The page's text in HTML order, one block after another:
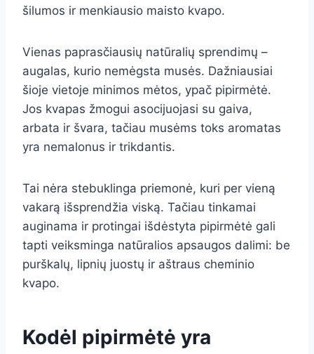
šilumos ir menkiausio maisto kvapo.
Vienas paprasčiausių natūralių sprendimų –
augalas, kurio nemėgsta musės. Dažniausiai
šioje vietoje minimos mėtos, ypač pipirmėtė.
Jos kvapas žmogui asocijuojasi su gaiva,
arbata ir švara, tačiau musėms toks aromatas
yra nemalonus ir trikdantis.
Tai nėra stebuklinga priemonė, kuri per vieną
vakarą išsprendžia viską. Tačiau tinkamai
auginama ir protingai išdėstyta pipirmėtė gali
tapti veiksminga natūralios apsaugos dalimi: be
purškalų, lipnių juostų ir aštraus cheminio
kvapo.
Kodėl pipirmėtė yra